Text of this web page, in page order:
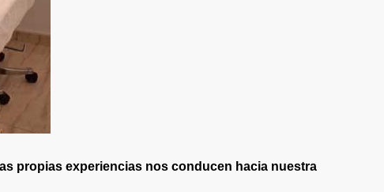
propias experiencias nos conducen hacia nuestra